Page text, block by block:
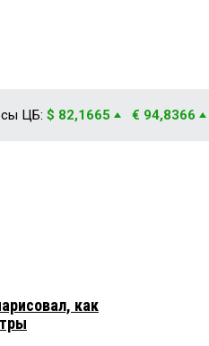
ЦБ: $ 82,1665 € 94,8366
как